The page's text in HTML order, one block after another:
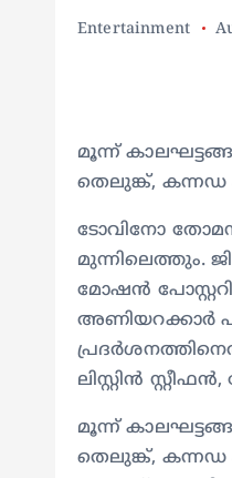
Entertainment
മൂന്ന്
തെലുങ്ക്, കന്നഡ
ടോവിനോ
മുന്നിലെത്തും.
മോഷൻ
അണിയറക്കാർ
ലിസ്റ്റിൻ
മൂന്ന്
തെലുങ്ക്, കന്നഡ